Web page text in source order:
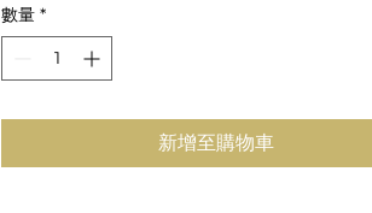
數量 *
新增至購物車